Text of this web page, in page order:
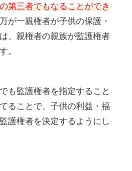
第三者でもなることができ
が一親権者が子供の保護・
、親権者の親族が監護権者
。
も監護権者を指定すること
ることで、子供の利益・福
護権者を決定するようにし